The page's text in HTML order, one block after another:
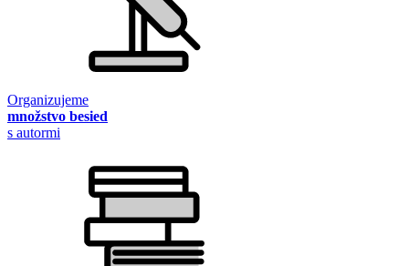
Organizujeme
množstvo besied
s autormi